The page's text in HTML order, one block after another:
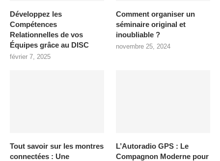
Développez les
Compétences
Relationnelles de vos
Équipes grâce au DISC
février 7, 2025
Comment organiser un
séminaire original et
inoubliable ?
novembre 25, 2024
Tout savoir sur les montres
connectées : Une
L’Autoradio GPS : Le
Compagnon Moderne pour